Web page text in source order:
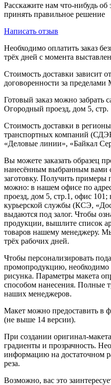
Расскажите нам что-нибудь
принять правильное решение
Написать отзыв
Необходимо оплатить заказ
трёх дней с момента
Стоимость доставки зависит
договоренности за
Готовый заказ можно забрать
Огородный проезд, дом 5, стр.
Стоимость доставки в
транспортных компаний
«Деловые линии», «Байкал
Вы можете заказать образец
нанесённым выбранным вами
заготовку. Получить примеры
можно: в нашем офисе по
проезд, дом 5, стр.1, офис 101;
курьерской службы (КСЭ,
выдаются под залог. Чтобы
продукции, вышлите список
товаров нашему менеджеру.
трёх рабочих дней.
Чтобы персонализировать
промопродукцию, необходимо
рисунка. Параметры макета
способом нанесения. Полные
наших менеджеров.
Макет можно предоставить в
(не выше 14 версии).
При создании оригинал-
градиенты и прозрачность.
информацию на достаточном
реза.
Возможно, вас это